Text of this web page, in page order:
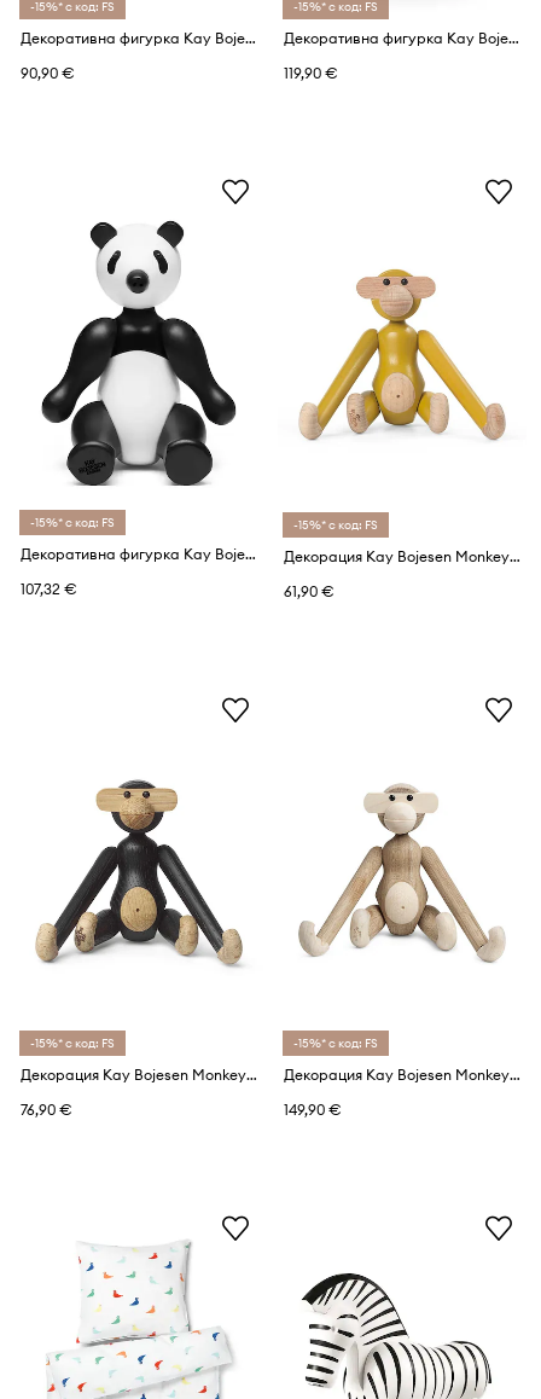
-15%* с код: FS
Декоративна фигурка Kay Bojesen Songbird Sunshine
90,90 €
-15%* с код: FS
Декоративна фигурка Kay Bojesen
119,90 €
-15%* с код: FS
Декоративна фигурка Kay Bojesen
107,32 €
-15%* с код: FS
Декорация Kay Bojesen Monkey Mini
61,90 €
-15%* с код: FS
Декорация Kay Bojesen Monkey mini
76,90 €
-15%* с код: FS
Декорация Kay Bojesen Monkey small
149,90 €